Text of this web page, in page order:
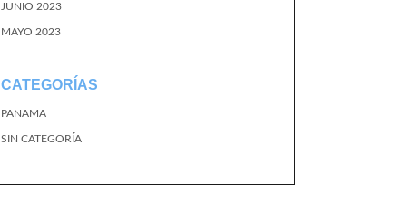
JUNIO 2023
MAYO 2023
CATEGORÍAS
PANAMA
SIN CATEGORÍA